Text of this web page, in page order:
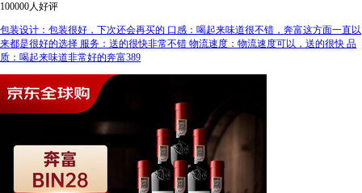
100000人好评
包装设计：包装很好，下次还会再买的 口感：喝起来味道很不错，奔富这方面一直以
来都是很好的选择 服务：送的很快非常不错 物流速度：物流速度可以，送的很快 品
质：喝起来味道非常好的奔富389